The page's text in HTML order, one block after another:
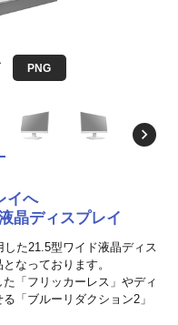
PNGEPS形式
EPS形式
EPS形式
EPS形式
EPS形式
EPS形式
EPS形式
EPS形式
EPS形式
EPS形式
EPS形式
EPS形式
イへ
晶ディスプレイ
た21.5型ワイド液晶ディス
なっております。
「フリッカーレス」やディ
「ブルーリダクション2」